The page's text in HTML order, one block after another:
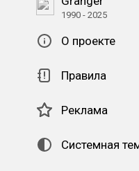
1990 - 2025
О проекте
Правила
Реклама
Системная